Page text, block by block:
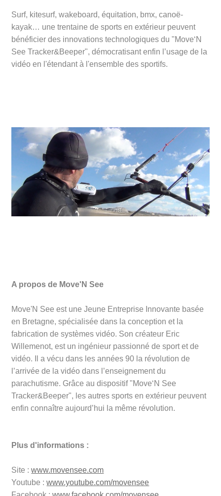
Surf, kitesurf, wakeboard, équitation, bmx, canoë-
kayak… une trentaine de sports en extérieur peuvent
bénéficier des innovations technologiques du"Move‘N
See Tracker&Beeper",démocratisant enfin l’usage de la
vidéo en l'étendant à l'ensemble des sportifs.
A propos de Move'N See
Move'N See est une Jeune Entreprise Innovante basée
en Bretagne, spécialisée dans la conception et la
fabrication de systèmes vidéo. Son créateur Eric
Willemenot, est un ingénieur passionné de sport et de
vidéo. Il a vécu dans les années 90 la révolution de
l’arrivée de la vidéo dans l’enseignement du
parachutisme. Grâce au dispositif"Move‘N See
Tracker&Beeper", les autres sports en extérieur peuvent
enfin connaître aujourd’hui la même révolution.
Plus d'informations :
Site :www.movensee.com
Youtube :www.youtube.com/movensee